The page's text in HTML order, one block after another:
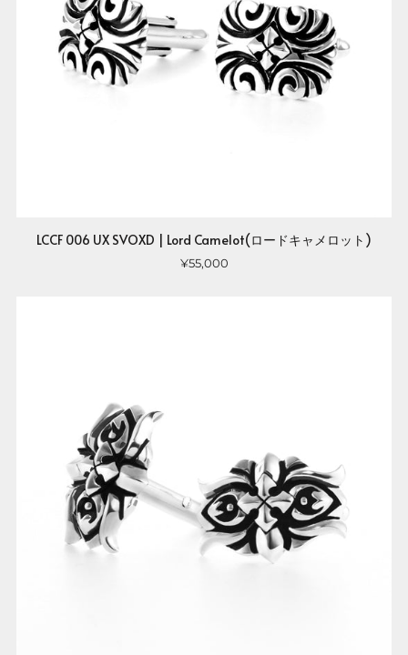
LCCF 006 UX SVOXD | Lord Camelot(ロードキャメロット)
¥55,000